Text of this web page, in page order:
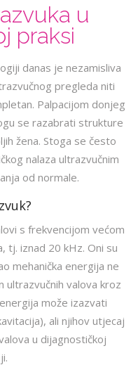
u
praksi
danas je nezamisliva
pregleda niti
Palpacijom donjeg
se razabrati strukture
žena. Stoga se često
nalaza ultrazvučnim
od normale.
s frekvencijom većom
tj. iznad 20 kHz. Oni su
mehanička energija ne
ultrazvučnih valova kroz
može izazvati
ali njihov utjecaj
u dijagnostičkoj